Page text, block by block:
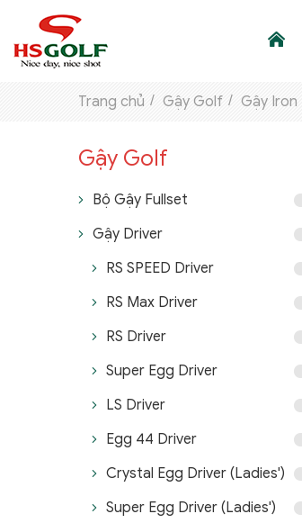
THƯƠNG HIỆU
GẬY GOLF
THỜI TRANG GOLF
Trang chủ Gậy Golf Gậy Iron
Gậy Golf
Bộ Gậy Fullset
Gậy Driver
RS SPEED Driver
RS Max Driver
RS Driver
Super Egg Driver
LS Driver
Egg 44 Driver
Crystal Egg Driver (Ladies')
Super Egg Driver (Ladies')